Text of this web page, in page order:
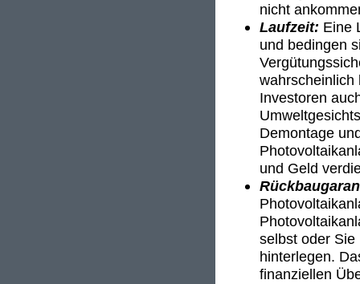
nicht
Laufzeit: Eine
und bedingen
wahrscheinlich
Investoren
Demontage
und Geld
selbst oder Sie
hinterlegen.
finanziellen